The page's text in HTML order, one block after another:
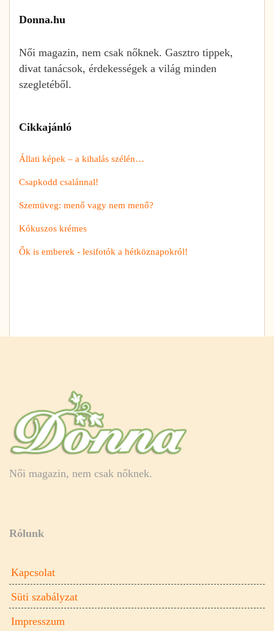
Donna.hu
Női magazin, nem csak nőknek. Gasztro tippek,
divat tanácsok, érdekességek a világ minden
szegletéből.
Cikkajánló
Állati képek – a kihalás szélén…
Csapkodd csalánnal!
Szemüveg: menő vagy nem menő?
Kókuszos krémes
Ők is emberek - lesifotók a hétköznapokról!
Női magazin, nem csak nőknek.
Rólunk
Kapcsolat
Süti szabályzat
Impresszum